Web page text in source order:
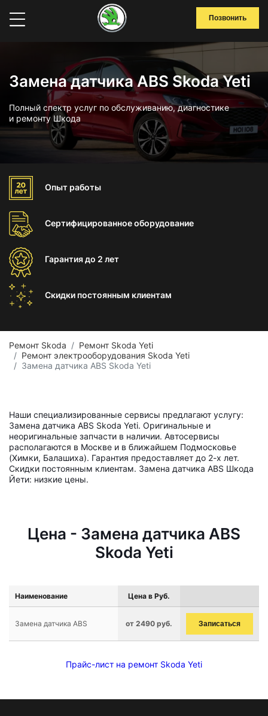
Позвонить
Замена датчика ABS Skoda Yeti
Полный спектр услуг по обслуживанию, диагностике
и ремонту Шкода
Опыт работы
Сертифицированноеоборудование
Гарантиядо 2 лет
Скидки постоянным клиентам
Ремонт Skoda
Ремонт Skoda Yeti
Ремонт электрооборудования Skoda Yeti
Замена датчика ABS Skoda Yeti
Наши специализированные сервисы предлагают услугу:
Замена датчика ABS Skoda Yeti. Оригинальные и
неоригинальные запчасти в наличии. Автосервисы
располагаются в Москве и в ближайшем Подмосковье
(Химки, Балашиха). Гарантия предоставляет до 2-х лет.
Скидки постоянным клиентам. Замена датчика ABS Шкода
Йети: низкие цены.
Цена - Замена датчика ABS
Skoda Yeti
Наименование Цена в Руб.
Замена датчика ABS от 2490 руб. Записаться
Прайс-лист на ремонт Skoda Yeti